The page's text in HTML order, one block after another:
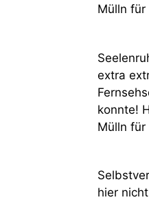
Mülln
extra
konnte!
Mülln
hier